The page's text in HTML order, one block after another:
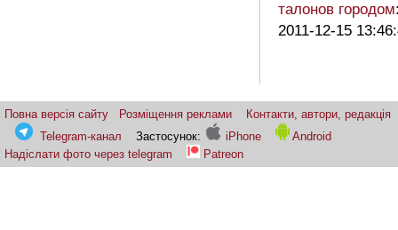
талонов городом
2011-12-15
Повна версія сайту Розміщення реклами
Контакти, автори, редакція
Telegram-канал
Застосунок: iPhone
Android
Надіслати фото через telegram
Patreon